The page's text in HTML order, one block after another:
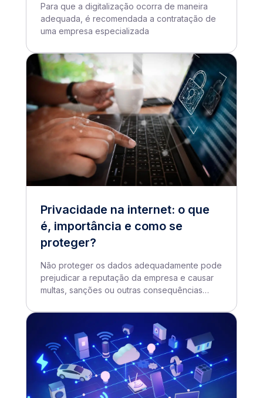
Para que a digitalização ocorra de maneira
adequada, é recomendada a contratação de
uma empresa especializada
Privacidade na internet: o que
é, importância e como se
proteger?
Não proteger os dados adequadamente pode
prejudicar a reputação da empresa e causar
multas, sanções ou outras consequências